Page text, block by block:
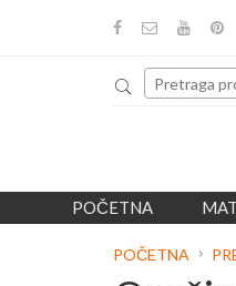
POČETNA
POČETNA